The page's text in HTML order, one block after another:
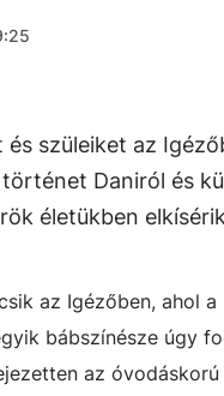
szüleiket az
Daniról és
életükben
az Igézőben, ahol
bábszínésze úgy
az